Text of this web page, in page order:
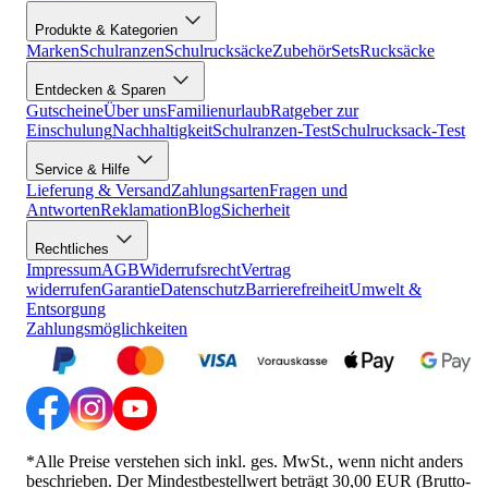
Produkte & Kategorien
MarkenSchulranzenSchulrucksäckeZubehörSetsRucksäcke
Entdecken & Sparen
GutscheineÜber unsFamilienurlaubRatgeber zur
EinschulungNachhaltigkeitSchulranzen-TestSchulrucksack-Test
Service & Hilfe
Lieferung & VersandZahlungsartenFragen und
AntwortenReklamationBlogSicherheit
Rechtliches
ImpressumAGBWiderrufsrechtVertrag
widerrufenGarantieDatenschutzBarrierefreiheitUmwelt &
Entsorgung
Zahlungsmöglichkeiten
*Alle Preise verstehen sich inkl. ges. MwSt., wenn nicht anders
beschrieben. Der Mindestbestellwert beträgt 30,00 EUR (Brutto-